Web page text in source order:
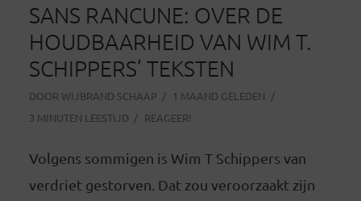
SANS RANCUNE: OVER DE
HOUDBAARHEID VAN WIM T.
SCHIPPERS’ TEKSTEN
DOOR WIJBRAND SCHAAP
1 MAAND GELEDEN
3 MINUTEN LEESTIJD
REAGEER!
Volgens sommigen is Wim T Schippers van
verdriet gestorven. Dat zou veroorzaakt zijn